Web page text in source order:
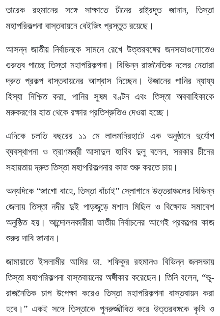
তারেক রহমানের সঙ্গে সাক্ষাতে চীনের রাষ্ট্রদূত জানান, তিস্তা
মহাপরিকল্পনা বাস্তবায়নে বেইজিং প্রস্তুত রয়েছে।
আসন্ন জাতীয় নির্বাচনকে সামনে রেখে উত্তরবঙ্গের জনসভাগুলোতেও
গুরুত্ব পাচ্ছে তিস্তা মহাপরিকল্পনা। বিভিন্ন রাজনৈতিক দলের নেতারা
দ্রুত প্রকল্প বাস্তবায়নের আশ্বাস দিচ্ছেন। উজানের পানির ন্যায্য
হিস্যা নিশ্চিত করা, পানির সুষম বণ্টন এবং তিস্তা অববাহিকাকে
মরুকরণের হাত থেকে রক্ষার প্রতিশ্রুতিও দেওয়া হচ্ছে।
এদিকে চলতি বছরের ১১ মে লালমনিরহাটে এক অনুষ্ঠানে দুর্যোগ
ব্যবস্থাপনা ও ত্রাণমন্ত্রী আসাদুল হাবিব দুলু বলেন, সরকার চীনের
সহায়তায় দ্রুত তিস্তা মহাপরিকল্পনার কাজ শুরু করতে চায়।
অন্যদিকে “জাগো বাহে, তিস্তা বাঁচাই” স্লোগানে উত্তরাঞ্চলের বিভিন্ন
জেলায় তিস্তা নদীর দুই পাড়জুড়ে মশাল মিছিল ও বিক্ষোভ সমাবেশ
অনুষ্ঠিত হয়। আন্দোলনকারীরা জাতীয় নির্বাচনের আগেই প্রকল্পের কাজ
শুরুর দাবি জানান।
জামায়াতে ইসলামীর আমির ডা. শফিকুর রহমানও বিভিন্ন জনসভায়
তিস্তা মহাপরিকল্পনা বাস্তবায়নের অঙ্গীকার করেছেন। তিনি বলেন, “ভূ-
রাজনৈতিক চাপ উপেক্ষা করেও তিস্তা মহাপরিকল্পনা বাস্তবায়ন করা
হবে।” একই সঙ্গে তিস্তাকে পুনরুজ্জীবিত করে উত্তরবঙ্গকে কৃষি ও